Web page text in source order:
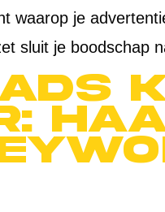
waarop je
sluit je boodschap